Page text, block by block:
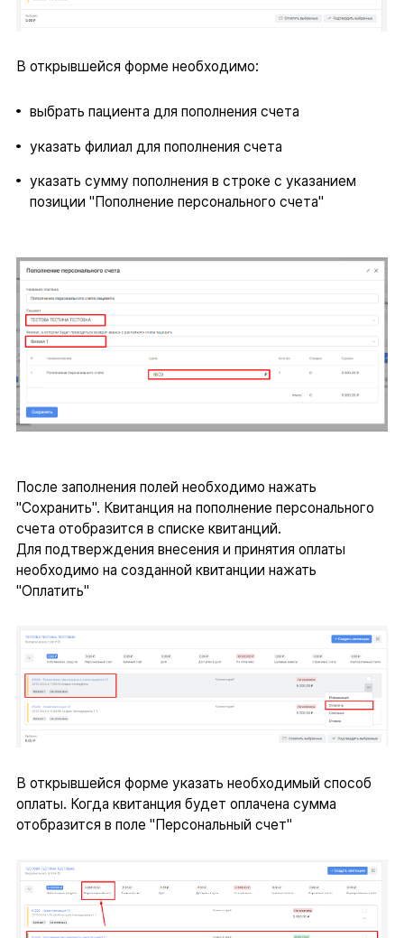
В открывшейся форме необходимо:
выбрать пациента для пополнения счета
указать филиал для пополнения счета
указать сумму пополнения в строке с указанием
позиции "Пополнение персонального счета"
После заполнения полей необходимо нажать
"Сохранить". Квитанция на пополнение персонального
счета отобразится в списке квитанций.
Для подтверждения внесения и принятия оплаты
необходимо на созданной квитанции нажать
"Оплатить"
В открывшейся форме указать необходимый способ
оплаты. Когда квитанция будет оплачена сумма
отобразится в поле "Персональный счет"